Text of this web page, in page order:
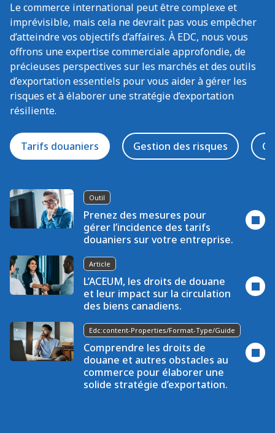
Le commerce international peut être complexe et
imprévisible, mais cela ne devrait pas vous empêcher
d’atteindre vos objectifs d’affaires. À EDC, nous vous
offrons une expertise commerciale approfondie, de
précieuses perspectives sur les marchés et des outils
d’exportation essentiels pour vous aider à gérer les
risques et à élaborer une stratégie d’exportation
résiliente.
Tarifs douaniers Gestion des risques
Outil
Prenez des mesures pour
gérer l’incidence des tarifs
douaniers sur votre entreprise.
Article
L’ACEUM, les droits de douane
et leur impact sur la circulation
des biens canadiens.
Edc:content-Properties/format-Type/guide
Comprendre les droits de
douane et autres obstacles au
commerce pour élaborer une
solide stratégie d’exportation.